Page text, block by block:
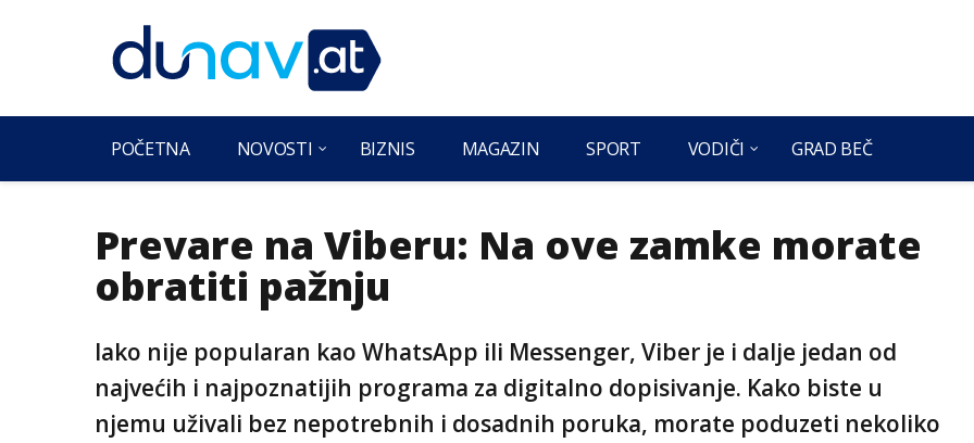
POČETNA NOVOSTI BIZNIS MAGAZIN SPORT VODIČI GRAD BEČ
Prevare na Viberu: Na ove zamke morate
obratiti pažnju
Iako nije popularan kao WhatsApp ili Messenger, Viber je i dalje jedan od
najvećih i najpoznatijih programa za digitalno dopisivanje. Kako biste u
njemu uživali bez nepotrebnih i dosadnih poruka, morate poduzeti nekoliko